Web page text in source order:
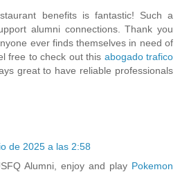
benefits is fantastic! Such a
alumni connections. Thank you
ever finds themselves in need of
free to check out this abogado trafico
great to have reliable professionals
de 2025 a las 2:58
Alumni, enjoy and play Pokemon